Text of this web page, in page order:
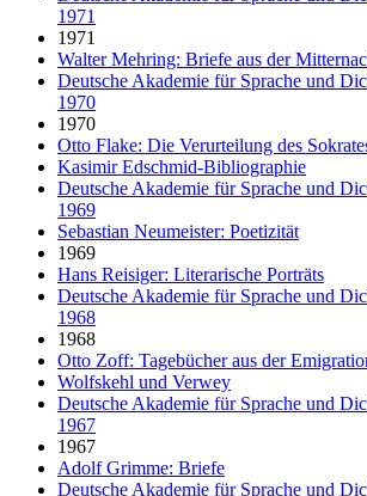
1971
1971
Walter Mehring: Briefe aus der
Deutsche Akademie für Sprache und
1970
1970
Otto Flake: Die Verurteilung des
Kasimir Edschmid-Bibliographie
Deutsche Akademie für Sprache und
1969
Sebastian Neumeister: Poetizität
1969
Hans Reisiger: Literarische Porträts
Deutsche Akademie für Sprache und
1968
1968
Otto Zoff: Tagebücher aus der
Wolfskehl und Verwey
Deutsche Akademie für Sprache und
1967
1967
Adolf Grimme: Briefe
Deutsche Akademie für Sprache und